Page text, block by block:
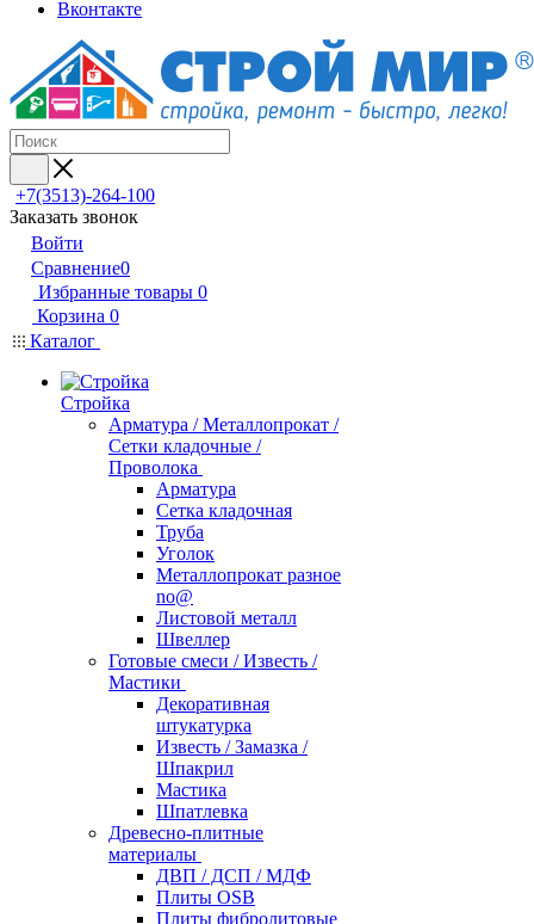
Вконтакте
+7(3513)-264-100
Заказать звонок
Войти
Сравнение0
Избранные товары 0
Корзина 0
Каталог
Стройка
Арматура / Металлопрокат /
Сетки кладочные /
Проволока
Арматура
Сетка кладочная
Труба
Уголок
Металлопрокат разное
no@
Листовой металл
Швеллер
Готовые смеси / Известь /
Мастики
Декоративная
штукатурка
Известь / Замазка /
Шпакрил
Мастика
Шпатлевка
Древесно-плитные
материалы
ДВП / ДСП / МДФ
Плиты OSB
Плиты фибролитовые